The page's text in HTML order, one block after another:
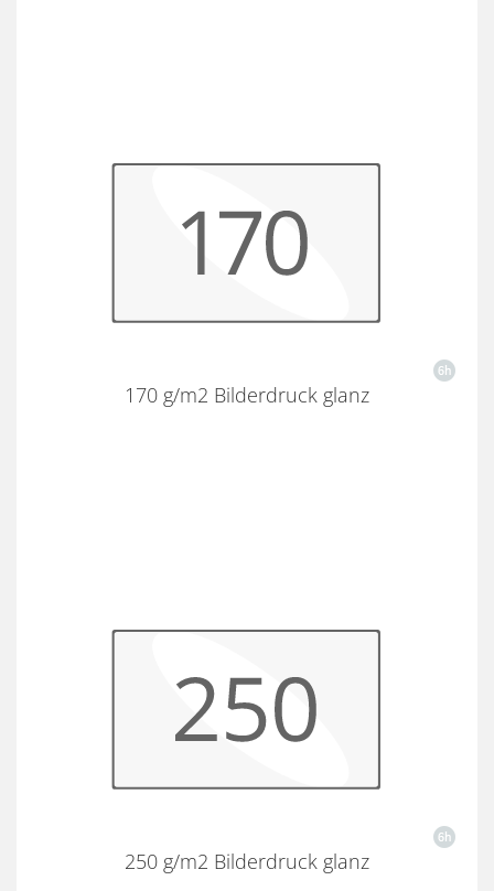
170 g/m2 Bilderdruck glanz
250 g/m2 Bilderdruck glanz